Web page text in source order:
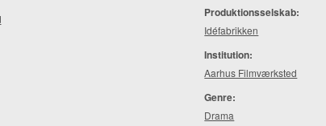
Produktionsselskab:
Idéfabrikken
Institution:
Aarhus Filmværksted
Genre:
Drama